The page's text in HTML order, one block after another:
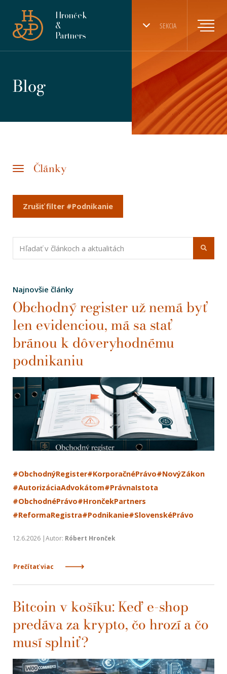
SEKCIA
Hronček
&
Partners
Blog
Články
Zrušiť filter #Podnikanie
Najnovšie články
Obchodný register už nemá byť
len evidenciou, má sa stať
bránou k dôveryhodnému
podnikaniu
#ObchodnýRegister#KorporačnéPrávo#NovýZákon
#AutorizáciaAdvokátom#PrávnaIstota
#ObchodnéPrávo#HrončekPartners
#ReformaRegistra#Podnikanie#SlovenskéPrávo
12.6.2026 |Autor: Róbert Hronček
Prečítať viac
Bitcoin v košíku: Keď e-shop
predáva za krypto, čo hrozí a čo
musí splniť?